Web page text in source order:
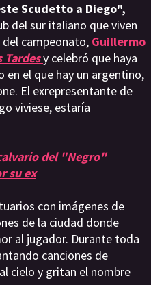
Scudetto a Diego",
del sur italiano que viven
campeonato, Guillermo
Tardesy celebró que haya
en el que hay un argentino,
El exrepresentante de
viviese, estaría
del "Negro"
su ex
con imágenes de
de la ciudad donde
al jugador. Durante toda
canciones de
cielo y gritan el nombre